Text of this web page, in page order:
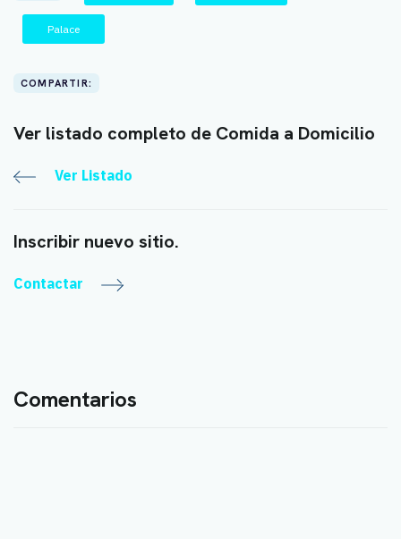
Palace
COMPARTIR:
Ver listado completo de Comida a Domicilio
Ver Listado
Inscribir nuevo sitio.
Contactar
Comentarios